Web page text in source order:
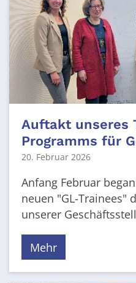
Auftakt unseres
Programms für
20. Februar 2026
Anfang Februar
neuen "GL-Trainees"
unserer
Mehr